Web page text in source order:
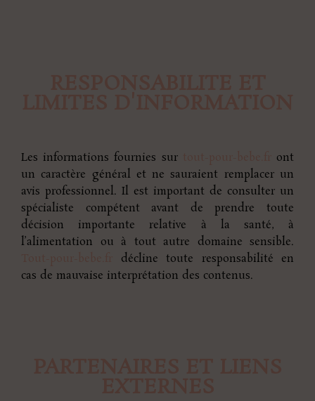
Les informations fournies sur
ont
un caractère général et ne sauraient remplacer un
avis professionnel. Il est important de consulter un
spécialiste compétent avant de prendre toute
décision importante relative à la santé, à
l’alimentation ou à tout autre domaine sensible.
décline toute responsabilité en
cas de mauvaise interprétation des contenus.